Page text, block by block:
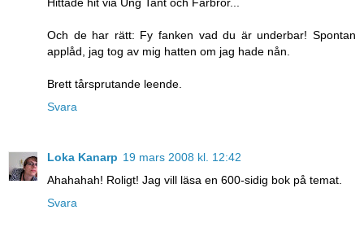
Och de har rätt: Fy fanken vad du är underbar! Spontan
applåd, jag tog av mig hatten om jag hade nån.
Brett tårsprutande leende.
Svara
Loka Kanarp 19 mars 2008 kl. 12:42
Ahahahah! Roligt! Jag vill läsa en 600-sidig bok på temat.
Svara